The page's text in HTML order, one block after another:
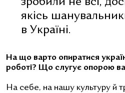
якісь
в Україні.
На що варто опиратися
роботі? Що слугує опорою
На себе, на нашу культуру й